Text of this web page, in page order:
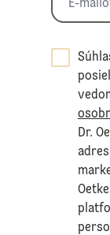
Dr.